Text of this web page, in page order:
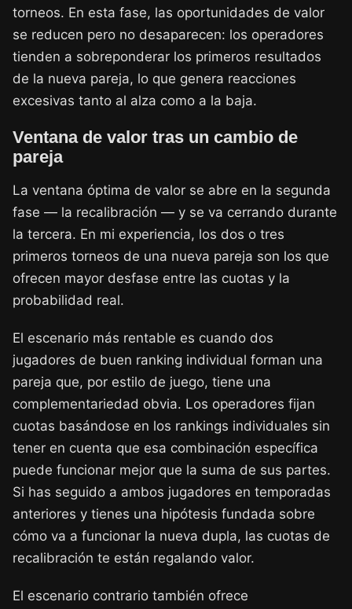
torneos. En esta fase, las oportunidades de valor
se reducen pero no desaparecen: los operadores
tienden a sobreponderar los primeros resultados
de la nueva pareja, lo que genera reacciones
excesivas tanto al alza como a la baja.
Ventana de valor tras un cambio de
pareja
La ventana óptima de valor se abre en la segunda
fase — la recalibración — y se va cerrando durante
la tercera. En mi experiencia, los dos o tres
primeros torneos de una nueva pareja son los que
ofrecen mayor desfase entre las cuotas y la
probabilidad real.
El escenario más rentable es cuando dos
jugadores de buen ranking individual forman una
pareja que, por estilo de juego, tiene una
complementariedad obvia. Los operadores fijan
cuotas basándose en los rankings individuales sin
tener en cuenta que esa combinación específica
puede funcionar mejor que la suma de sus partes.
Si has seguido a ambos jugadores en temporadas
anteriores y tienes una hipótesis fundada sobre
cómo va a funcionar la nueva dupla, las cuotas de
recalibración te están regalando valor.
El escenario contrario también ofrece